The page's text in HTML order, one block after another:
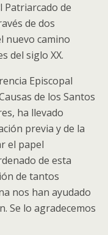
Patriarcado de
de dos
nuevo camino
del siglo XX.
Episcopal
de los Santos
ha llevado
previa y de la
el papel
de esta
de tantos
nos han ayudado
Se lo agradecemos